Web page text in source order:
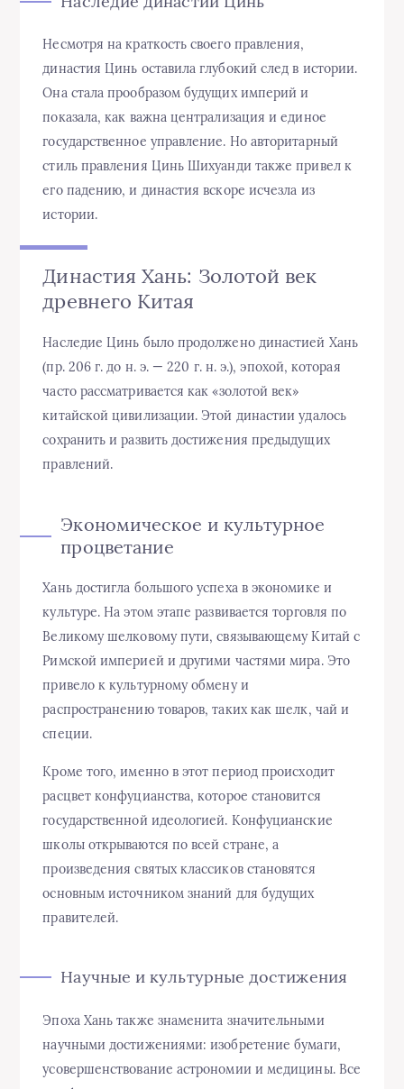
Несмотря на краткость своего правления,
династия Цинь оставила глубокий след в истории.
Она стала прообразом будущих империй и
показала, как важна централизация и единое
государственное управление. Но авторитарный
стиль правления Цинь Шихуанди также привел к
его падению, и династия вскоре исчезла из
истории.
Династия Хань: Золотой век
древнего Китая
Наследие Цинь было продолжено династией Хань
(пр. 206 г. до н. э. — 220 г. н. э.), эпохой, которая
часто рассматривается как «золотой век»
китайской цивилизации. Этой династии удалось
сохранить и развить достижения предыдущих
правлений.
Экономическое и культурное
процветание
Хань достигла большого успеха в экономике и
культуре. На этом этапе развивается торговля по
Великому шелковому пути, связывающему Китай с
Римской империей и другими частями мира. Это
привело к культурному обмену и
распространению товаров, таких как шелк, чай и
специи.
Кроме того, именно в этот период происходит
расцвет конфуцианства, которое становится
государственной идеологией. Конфуцианские
школы открываются по всей стране, а
произведения святых классиков становятся
основным источником знаний для будущих
правителей.
Научные и культурные достижения
Эпоха Хань также знаменита значительными
научными достижениями: изобретение бумаги,
усовершенствование астрономии и медицины. Все